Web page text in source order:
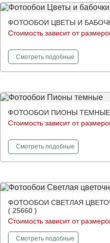
ФОТООБОИ ЦВЕТЫ И
Стоимость зависит от
Смотретьфотообои
подобные
ФОТООБОИ ПИОНЫ ТЕМНЫЕ
Стоимость зависит от
Смотретьфотообои
подобные
ФОТООБОИ СВЕТЛАЯ
( 25660 )
Стоимость зависит от
Смотретьфотообои
подобные